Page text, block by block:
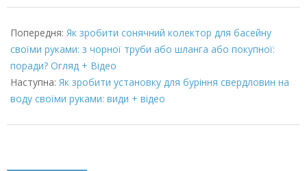
03-
07
Попередня: Як зробити сонячний колектор для басейну
своїми руками: з чорної труби або шланга або покупної:
поради? Огляд + Відео
Наступна: Як зробити установку для буріння свердловин на
воду своїми руками: види + відео